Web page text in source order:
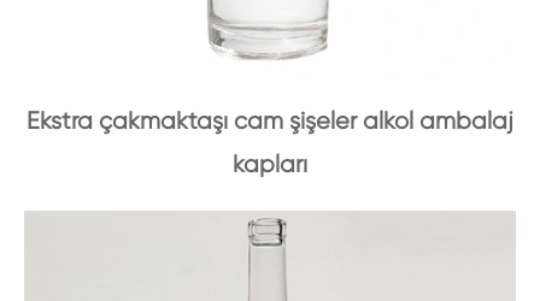
Ekstra çakmaktaşı cam şişeler alkol ambalaj
kapları